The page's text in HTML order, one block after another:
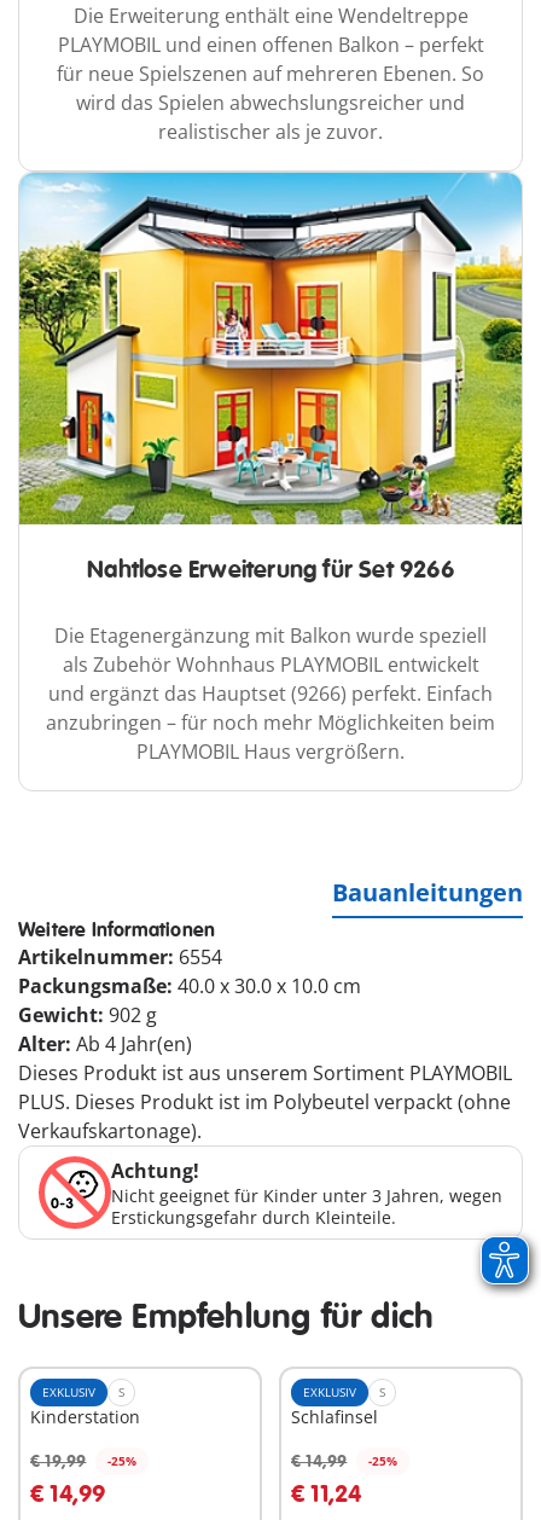
Die Erweiterung enthält eine Wendeltreppe
PLAYMOBIL und einen offenen Balkon – perfekt
für neue Spielszenen auf mehreren Ebenen. So
wird das Spielen abwechslungsreicher und
realistischer als je zuvor.
Nahtlose Erweiterung für Set 9266
Die Etagenergänzung mit Balkon wurde speziell
als Zubehör Wohnhaus PLAYMOBIL entwickelt
und ergänzt das Hauptset (9266) perfekt. Einfach
anzubringen – für noch mehr Möglichkeiten beim
PLAYMOBIL Haus vergrößern.
Bauanleitungen
Weitere Informationen
Artikelnummer: 6554
Packungsmaße: 40.0 x 30.0 x 10.0 cm
Gewicht: 902 g
Alter: Ab 4 Jahr(en)
Dieses Produkt ist aus unserem Sortiment PLAYMOBIL
PLUS. Dieses Produkt ist im Polybeutel verpackt (ohne
Verkaufskartonage).
Achtung!
Nicht geeignet für Kinder unter 3 Jahren, wegen
Erstickungsgefahr durch Kleinteile.
Unsere Empfehlung für dich
EXKLUSIV S
Kinderstation
€ 19,99 -25%
€ 14,99
In den Warenkorb
EXKLUSIV S
Schlafinsel
€ 14,99 -25%
€ 11,24
In den Warenkorb